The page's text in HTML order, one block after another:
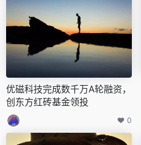
优磁科技完成数千万A轮融资，
创东方红砖基金领投
0